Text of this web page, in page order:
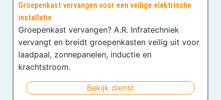
Groepenkast vervangen voor een veilige elektrische
installatie
Groepenkast vervangen? A.R. Infratechniek
vervangt en breidt groepenkasten veilig uit voor
laadpaal, zonnepanelen, inductie en
krachtstroom.
Bekijk dienst